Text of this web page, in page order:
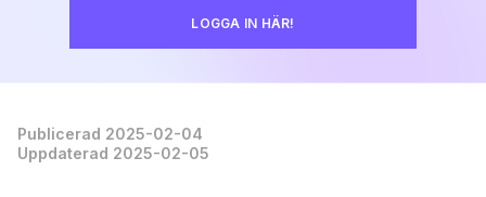
LOGGA IN HÄR!
Publicerad 2025-02-04
Uppdaterad 2025-02-05